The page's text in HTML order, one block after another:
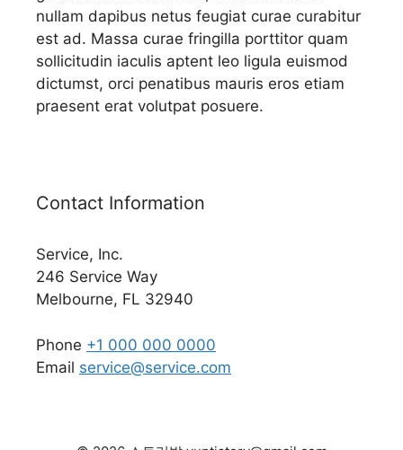
nullam dapibus netus feugiat curae curabitur
est ad. Massa curae fringilla porttitor quam
sollicitudin iaculis aptent leo ligula euismod
dictumst, orci penatibus mauris eros etiam
praesent erat volutpat posuere.
Contact Information
Service, Inc.
246 Service Way
Melbourne, FL 32940
Phone +1 000 000 0000
Email service@service.com